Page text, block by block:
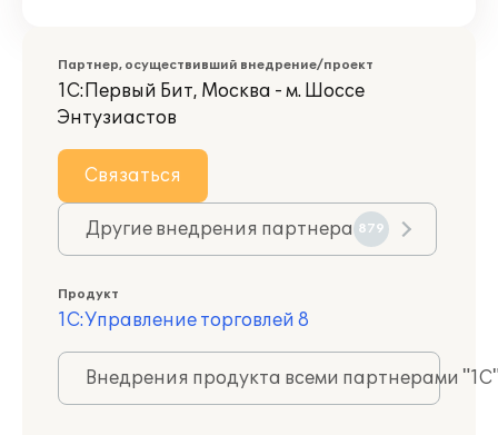
Партнер, осуществивший внедрение/проект
1С:Первый Бит, Москва - м. Шоссе
Энтузиастов
Связаться
Другие внедрения партнера 879
Продукт
1С:Управление торговлей 8
Внедрения продукта всеми партнерами